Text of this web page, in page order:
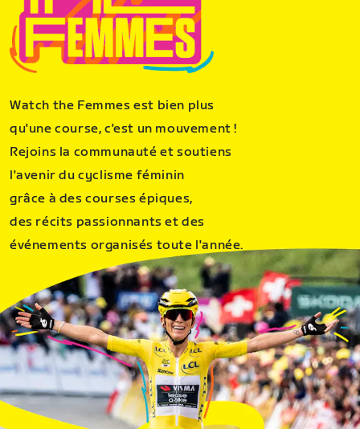
Watch the Femmes est bien plus
qu'une course, c'est un mouvement !
Rejoins la communauté et soutiens
l'avenir du cyclisme féminin
grâce à des courses épiques,
des récits passionnants et des
événements organisés toute l'année.